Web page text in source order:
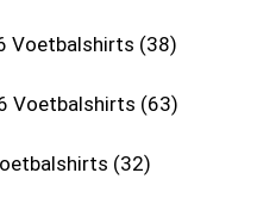
Voetbalshirts 38
Voetbalshirts 63
32